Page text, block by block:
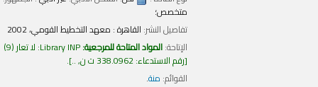
متخصص؛
تفاصيل النشر:القاهرة :معهد التخطيط القومي،2002
الإتاحة:المواد المتاحة للمرجعية:Library INP: لا تعار
(9)
رقم الاستدعاء:338.0962 ت ن, ..
.
القوائم:منة.